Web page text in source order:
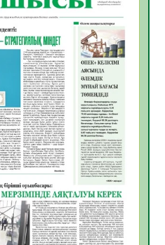
тәртіп» атты
ойындары өтті
4
бағдарламасы арқылы
22
игерілуде
23
жүрген
көрсетті
20
ЕЛ» ЕҢБЕК